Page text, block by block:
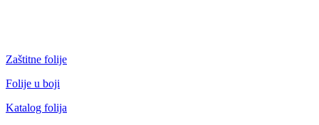
Zaštitne folije
Folije u boji
Katalog folija